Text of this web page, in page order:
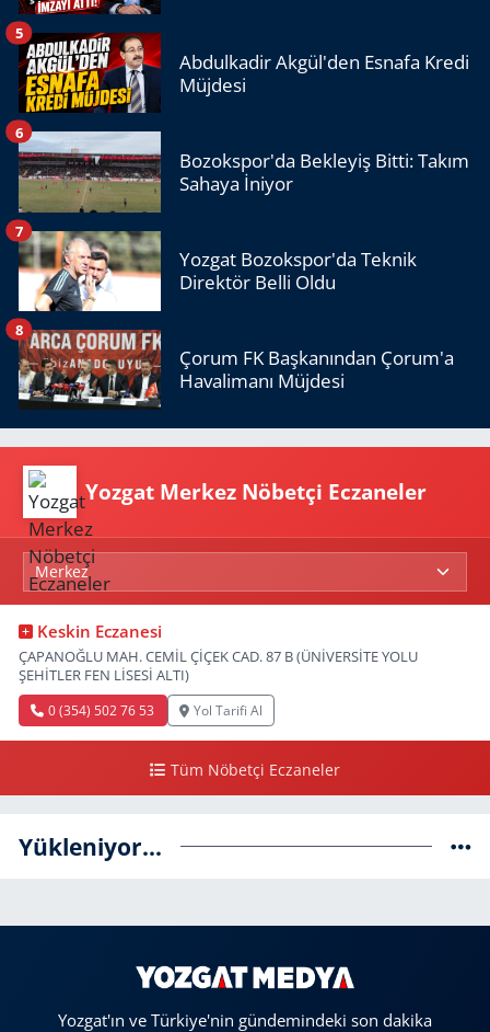
Abdulkadir Akgül'den Esnafa Kredi
Müjdesi
5
Bozokspor'da Bekleyiş Bitti: Takım
Sahaya İniyor
6
Yozgat Bozokspor'da Teknik
Direktör Belli Oldu
7
Çorum FK Başkanından Çorum'a
Havalimanı Müjdesi
8
Yozgat Merkez Nöbetçi Eczaneler
Keskin Eczanesi
ÇAPANOĞLU MAH. CEMİL ÇİÇEK CAD. 87 B (ÜNİVERSİTE YOLU
ŞEHİTLER FEN LİSESİ ALTI)
0 (354) 502 76 53 Yol Tarifi Al
Tüm Nöbetçi Eczaneler
Yükleniyor...
Yozgat'ın ve Türkiye'nin gündemindeki son dakika